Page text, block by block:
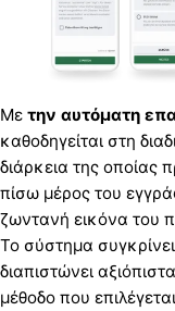
Με την αυτόματη
καθοδηγείται στη
διάρκεια της οποίας
πίσω μέρος του
ζωντανή εικόνα του
Το σύστημα
διαπιστώνει
μέθοδο που